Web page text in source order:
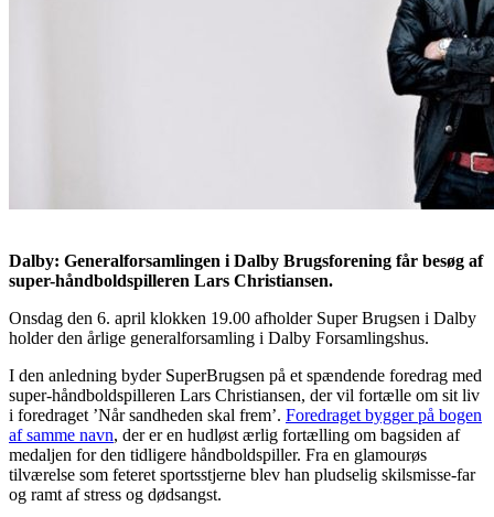
Dalby: Generalforsamlingen i Dalby Brugsforening får besøg af
super-håndboldspilleren Lars Christiansen.
Onsdag den 6. april klokken 19.00 afholder Super Brugsen i Dalby
holder den årlige generalforsamling i Dalby Forsamlingshus.
I den anledning byder SuperBrugsen på et spændende foredrag med
super-håndboldspilleren Lars Christiansen, der vil fortælle om sit liv
i foredraget ’Når sandheden skal frem’. Foredraget bygger på bogen
af samme navn, der er en hudløst ærlig fortælling om bagsiden af
medaljen for den tidligere håndboldspiller. Fra en glamourøs
tilværelse som feteret sportsstjerne blev han pludselig skilsmisse-far
og ramt af stress og dødsangst.